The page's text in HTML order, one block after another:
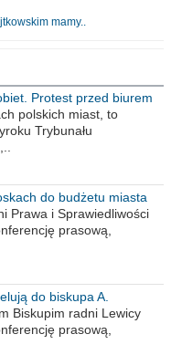
mamy..
Protest przed biurem
polskich miast, to
Trybunału
do budżetu miasta
Prawa i Sprawiedliwości
prasową,
do biskupa A.
Biskupim radni Lewicy
prasową,